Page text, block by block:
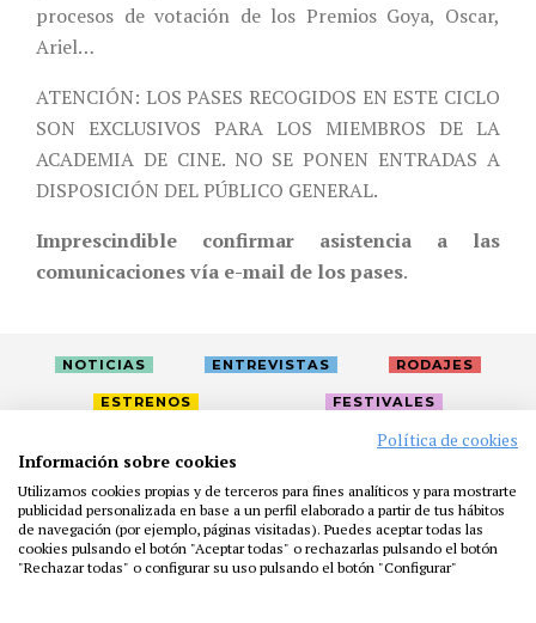
procesos de votación de los Premios Goya, Oscar,
Ariel…
ATENCIÓN: LOS PASES RECOGIDOS EN ESTE CICLO
SON EXCLUSIVOS PARA LOS MIEMBROS DE LA
ACADEMIA DE CINE. NO SE PONEN ENTRADAS A
DISPOSICIÓN DEL PÚBLICO GENERAL.
Imprescindible confirmar asistencia a las
comunicaciones vía e-mail de los pases.
NOTICIAS ENTREVISTAS RODAJES
ESTRENOS FESTIVALES
PRENSA
FUNDACIÓN RESIDENCIAS
AYUDAS
BIBLIOTECA
PUBLICACIONES
CONTACTO
Política de cookies
Información sobre cookies
Utilizamos cookies propias y de terceros para fines analíticos y para mostrarte
publicidad personalizada en base a un perfil elaborado a partir de tus hábitos
de navegación (por ejemplo, páginas visitadas). Puedes aceptar todas las
cookies pulsando el botón "Aceptar todas" o rechazarlas pulsando el botón
"Rechazar todas" o configurar su uso pulsando el botón "Configurar"